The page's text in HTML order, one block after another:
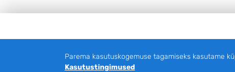
Parema kasutuskogemuse tagamiseks kasutame
Kasutustingimused